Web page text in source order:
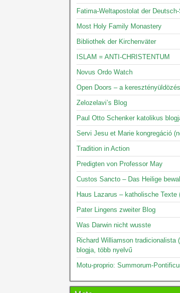
Fatima-Weltapostolat der
Most Holy Family Monastery
Bibliothek der Kirchenväter
ISLAM = ANTI-CHRISTENTUM
Novus Ordo Watch
Open Doors – a
Zelozelavi’s Blog
Paul Otto Schenker katolikus
Servi Jesu et Marie kongregáció
Tradition in Action
Predigten von Professor May
Custos Sancto – Das Heilige
Haus Lazarus – katholische Texte
Pater Lingens zweiter Blog
Was Darwin nicht wusste
Richard Williamson tradicionalista
blogja, több nyelvű
Motu-proprio: Summorum-